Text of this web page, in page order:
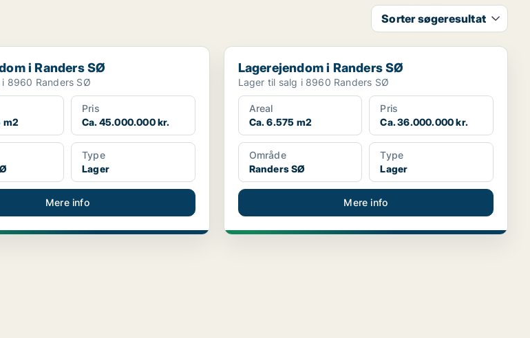
Sorter søgeresultat
Randers SØ
i Randers SØ
8960 Randers SØ
m2
Pris
Ca. 45.000.000 kr.
Type
Lager
Mere info
Lagerejendom i Randers SØ
Lagerejendom i Randers SØ
Lager til salg i 8960 Randers SØ
Areal
Ca. 6.575 m2
Pris
Ca. 36.000.000 kr.
Område
Randers SØ
Type
Lager
Mere info